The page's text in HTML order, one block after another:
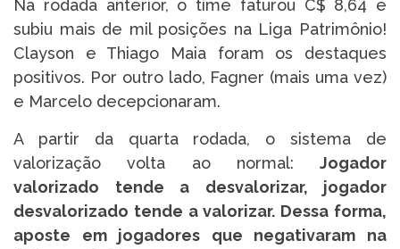
Na rodada anterior, o time faturou C$ 8,64 e
subiu mais de mil posições na Liga Patrimônio!
Clayson e Thiago Maia foram os destaques
positivos. Por outro lado, Fagner (mais uma vez)
e Marcelo decepcionaram.
A partir da quarta rodada, o sistema de
valorização volta ao normal: Jogador
valorizado tende a desvalorizar, jogador
desvalorizado tende a valorizar. Dessa forma,
aposte em jogadores que negativaram na